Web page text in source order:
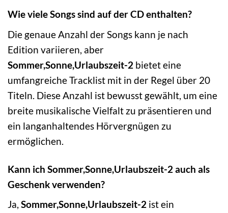
Wie viele Songs sind auf der CD enthalten?
Die genaue Anzahl der Songs kann je nach
Edition variieren, aber
Sommer,Sonne,Urlaubszeit-2 bietet eine
umfangreiche Tracklist mit in der Regel über 20
Titeln. Diese Anzahl ist bewusst gewählt, um eine
breite musikalische Vielfalt zu präsentieren und
ein langanhaltendes Hörvergnügen zu
ermöglichen.
Kann ich Sommer,Sonne,Urlaubszeit-2 auch als
Geschenk verwenden?
Ja, Sommer,Sonne,Urlaubszeit-2 ist ein